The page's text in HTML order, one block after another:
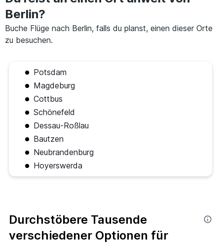
Berlin?
Buche Flüge nach Berlin, falls du planst, einen dieser Orte
zu besuchen.
Potsdam
Magdeburg
Cottbus
Schönefeld
Dessau-Roßlau
Bautzen
Neubrandenburg
Hoyerswerda
Durchstöbere Tausende
verschiedener Optionen für